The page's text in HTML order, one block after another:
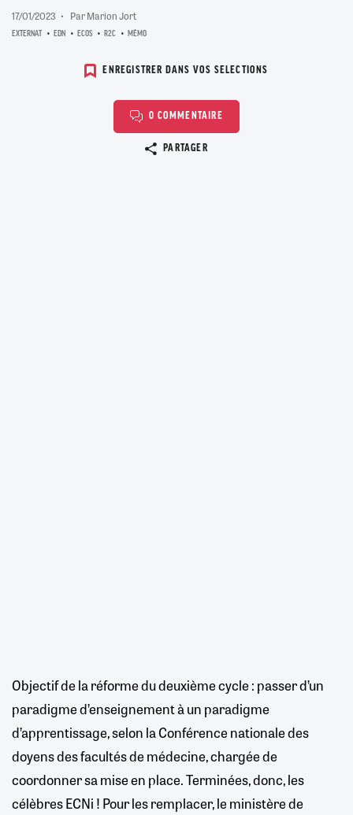
17/01/2023 Par Marion Jort
EXTERNAT EDN ECOS R2C MÉMO
ENREGISTRER DANS VOS SELECTIONS
0 COMMENTAIRE
PARTAGER
Objectif de la réforme du deuxième cycle : passer d’un
paradigme d’enseignement à un paradigme
d’apprentissage, selon la Conférence nationale des
doyens des facultés de médecine, chargée de
coordonner sa mise en place. Terminées, donc, les
célèbres ECNi ! Pour les remplacer, le ministère de